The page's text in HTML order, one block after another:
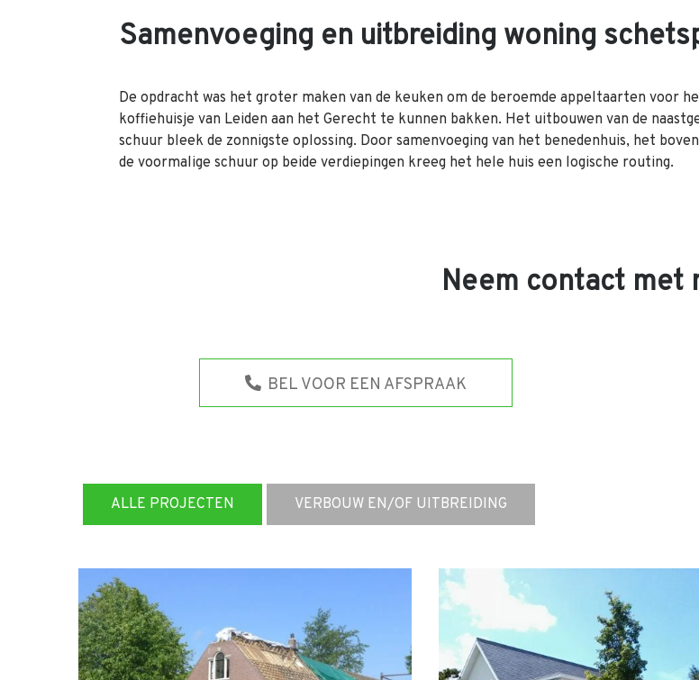
Samenvoeging en uitbreiding woning
De opdracht was het groter maken van de keuken om de beroemde appeltaarten voor
koffiehuisje van Leiden aan het Gerecht te kunnen bakken. Het uitbouwen van de
schuur bleek de zonnigste oplossing. Door samenvoeging van het benedenhuis, het
de voormalige schuur op beide verdiepingen kreeg het hele huis een logische routing.
Neem contact met
BEL VOOR EEN AFSPRAAK
ALLE PROJECTEN VERBOUW EN/OF UITBREIDING